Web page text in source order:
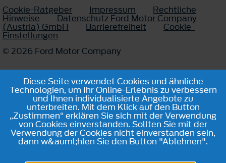
Cookie-Ratgeber Impressum Rechtliche
Hinweise Datenschutz Ford Motor Company
(Austria) GmbH Barrierefreiheit Cookie-
Einstellungen
© 2026 Ford Motor Company
Diese Seite verwendet Cookies und ähnliche
Technologien, um Ihr Online-Erlebnis zu verbessern
und Ihnen individualisierte Angebote zu
unterbreiten. Mit dem Klick auf den Button
„Zustimmen“ erklären Sie sich mit der Verwendung
von Cookies einverstanden. Sollten Sie mit der
Verwendung der Cookies nicht einverstanden sein,
dann w&auml;hlen Sie den Button "Ablehnen".